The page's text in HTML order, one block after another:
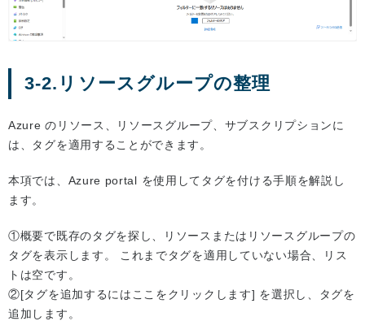
3-2.リソースグループの整理
Azure のリソース、リソースグループ、サブスクリプションに
は、タグを適用することができます。
本項では、Azure portal を使用してタグを付ける手順を解説し
ます。
①概要で既存のタグを探し、リソースまたはリソースグループの
タグを表示します。 これまでタグを適用していない場合、リス
トは空です。
②[タグを追加するにはここをクリックします] を選択し、タグを
追加します。